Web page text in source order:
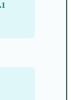
1. ایده‌پردازی و موضوع‌یابی